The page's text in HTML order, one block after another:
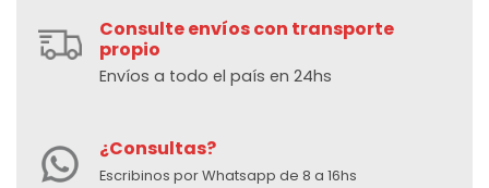
Consulte envíos con transporte
propio
Envíos a todo el país en 24hs
¿Consultas?
Escribinos por Whatsapp de 8 a 16hs